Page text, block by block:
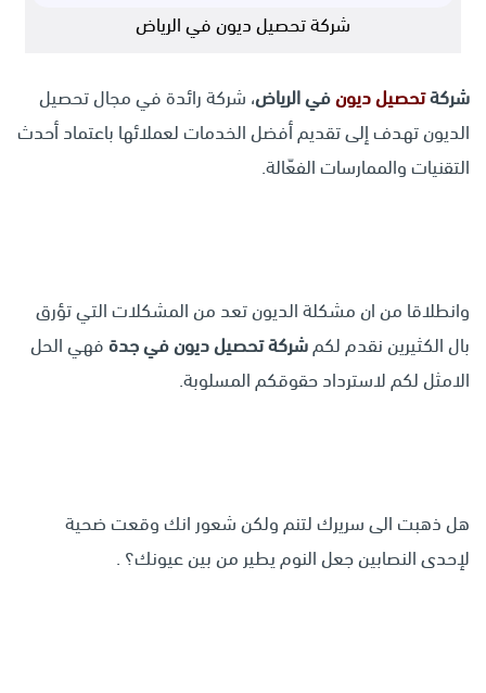
شركة تحصيل ديون في الرياض
شركةتحصيل ديونفي الرياض، شركة رائدة في مجال تحصيل
الديون تهدف إلى تقديم أفضل الخدمات لعملائها باعتماد أحدث
التقنيات والممارسات الفعّالة.
وانطلاقا من ان مشكلة الديون تعد من المشكلات التي تؤرق
بال الكثيرين نقدم لكمشركة تحصيل ديون في جدةفهي الحل
الامثل لكم لاسترداد حقوقكم المسلوبة.
هل ذهبت الى سريرك لتنم ولكن شعور انك وقعت ضحية
لإحدى النصابين جعل النوم يطير من بين عيونك؟ .